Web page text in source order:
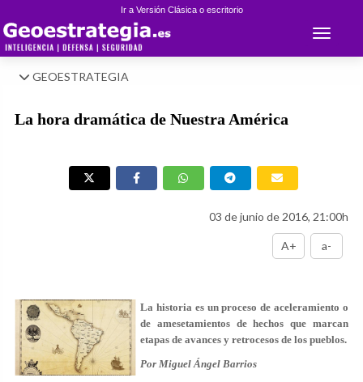
Ir a Versión Clásica o escritorio
Toggle
GEOESTRATEGIA
La hora dramática de Nuestra América
03 de junio de 2016, 21:00h
A+ a-
La historia es un proceso de aceleramiento o
de amesetamientos de hechos que marcan
etapas de avances y retrocesos de los pueblos.
Por Miguel Ángel Barrios